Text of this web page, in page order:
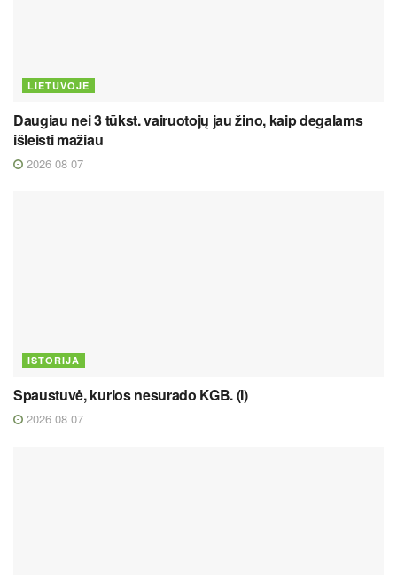
LIETUVOJE
Daugiau nei 3 tūkst. vairuotojų jau žino, kaip degalams
išleisti mažiau
2026 08 07
ISTORIJA
Spaustuvė, kurios nesurado KGB. (I)
2026 08 07